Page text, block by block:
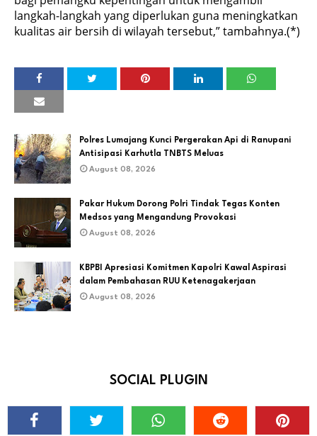
langkah-langkah yang diperlukan guna meningkatkan
kualitas air bersih di wilayah tersebut,” tambahnya.(*)
Polres Lumajang Kunci Pergerakan Api di Ranupani
Antisipasi Karhutla TNBTS Meluas
August 08, 2026
Pakar Hukum Dorong Polri Tindak Tegas Konten
Medsos yang Mengandung Provokasi
August 08, 2026
KBPBI Apresiasi Komitmen Kapolri Kawal Aspirasi
dalam Pembahasan RUU Ketenagakerjaan
August 08, 2026
SOCIAL PLUGIN